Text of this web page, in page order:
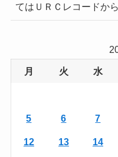
てはＵＲＣレコードか
月 火 水
5 6 7
12 13 14